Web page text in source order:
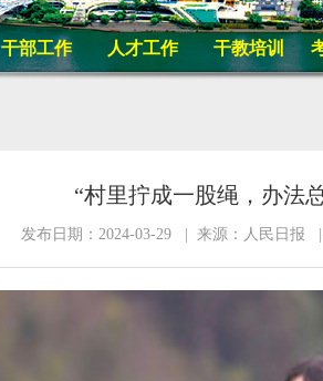
干部工作 人才工作 干教培训
“村里拧成一股绳，办法
发布日期：2024-03-29 | 来源：人民日报 |